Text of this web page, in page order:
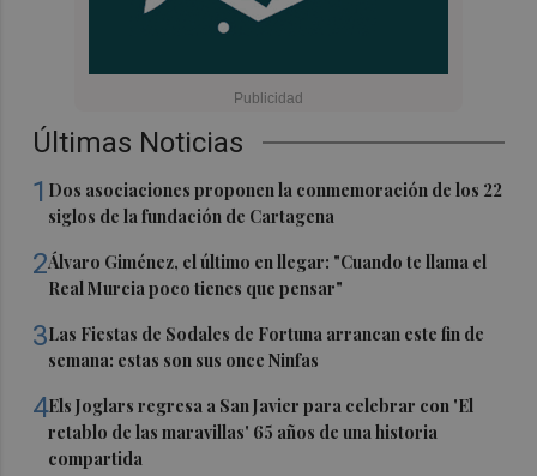
Últimas Noticias
1 Dos asociaciones proponen la conmemoración de los 22
siglos de la fundación de Cartagena
2Álvaro Giménez, el último en llegar: "Cuando te llama el
Real Murcia poco tienes que pensar"
3Las Fiestas de Sodales de Fortuna arrancan este fin de
semana: estas son sus once Ninfas
4Els Joglars regresa a San Javier para celebrar con 'El
retablo de las maravillas' 65 años de una historia
compartida